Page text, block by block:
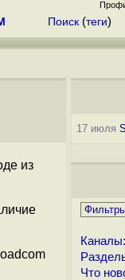
Поиск (теги)
из
17 июля
Каналы:
Что